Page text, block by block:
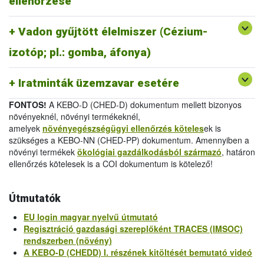
Vadon gyűjtött élelmiszer (Cézium-
izotóp; pl.: gomba, áfonya)
Iratminták üzemzavar esetére
melléklet/
IV.
-Egészségügyi bizonyítvány 2011/884/EU III.
- Vizsgálati jelentés 2011/884/EU IV.
melléklet/Analytical Report 2011/884/EU Annex IV
FONTOS! A KEBO-D (CHED-D) dokumentum mellett bizonyos
növényeknél, növényi termékeknél,
amelyek növényegészségügyi ellenőrzés kötelesek is
szükséges a KEBO-NN (CHED-PP) dokumentum. Amennyiben a
növényi termékek ökológiai gazdálkodásból származó, határon
ellenőrzés kötelesek is a COI dokumentum is kötelező!
Útmutatók
EU login magyar nyelvű útmutató
Regisztráció gazdasági szereplőként TRACES (IMSOC)
rendszerben (növény)
A KEBO-D (CHEDD) I. részének kitöltését bemutató videó